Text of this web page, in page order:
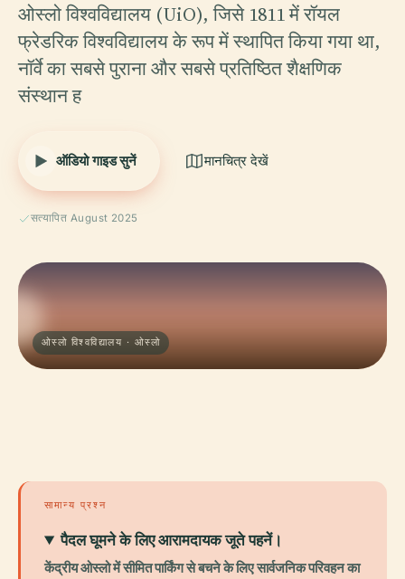
ओस्लो विश्वविद्यालय (UiO), जिसे 1811 में रॉयल
फ्रेडरिक विश्वविद्यालय के रूप में स्थापित किया गया था,
नॉर्वे का सबसे पुराना और सबसे प्रतिष्ठित शैक्षणिक
संस्थान ह
ऑडियो गाइड सुनें मानचित्र देखें
सत्यापित August 2025
ओस्लो विश्वविद्यालय · ओस्लो
सामान्य प्रश्न
पैदल घूमने के लिए आरामदायक जूते पहनें।
केंद्रीय ओस्लो में सीमित पार्किंग से बचने के लिए सार्वजनिक परिवहन का